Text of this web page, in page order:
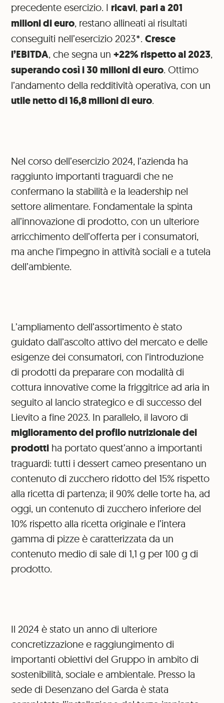
precedente esercizio. I ricavi, pari a 201
milioni di euro, restano allineati ai risultati
conseguiti nell’esercizio 2023*.Cresce
l’EBITDA, che segna un+22% rispetto al 2023,
superando così i 30 milioni di euro. Ottimo
l’andamento della redditività operativa, con un
utile netto di 16,8 milioni di euro.
Nel corso dell’esercizio 2024, l’azienda ha
raggiunto importanti traguardi che ne
confermano la stabilità e la leadership nel
settore alimentare. Fondamentale la spinta
all’innovazione di prodotto, con un ulteriore
arricchimento dell’offerta per i consumatori,
ma anche l’impegno in attività sociali e a tutela
dell’ambiente.
L’ampliamento dell’assortimento è stato
guidato dall’ascolto attivo del mercato e delle
esigenze dei consumatori, con l’introduzione
di prodotti da preparare con modalità di
cottura innovative come la friggitrice ad aria in
seguito al lancio strategico e di successo del
Lievito a fine 2023. In parallelo, il lavoro di
miglioramento del profilo nutrizionale dei
prodotti ha portato quest’anno a importanti
traguardi: tutti i dessert cameo presentano un
contenuto di zucchero ridotto del 15% rispetto
alla ricetta di partenza; il 90% delle torte ha, ad
oggi, un contenuto di zucchero inferiore del
10% rispetto alla ricetta originale e l’intera
gamma di pizze è caratterizzata da un
contenuto medio di sale di 1,1 g per 100 g di
prodotto.
Il 2024 è stato un anno di ulteriore
concretizzazione e raggiungimento di
importanti obiettivi del Gruppo in ambito di
sostenibilità, sociale e ambientale. Presso la
sede di Desenzano del Garda è stata